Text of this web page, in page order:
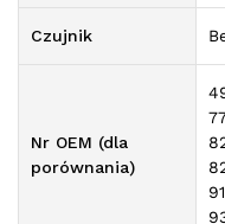
Czujnik
Nr OEM (dla
porównania)